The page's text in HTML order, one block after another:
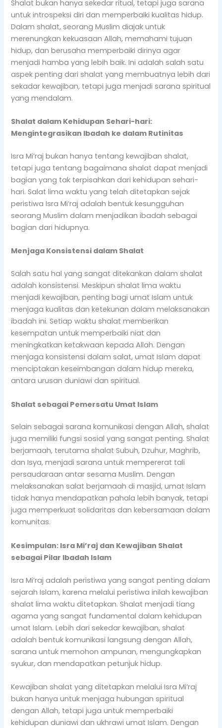
Shalat bukan hanya sekedar ritual, tetapi juga sarana
untuk introspeksi diri dan memperbaiki kualitas hidup.
Dalam shalat, seorang Muslim diajak untuk
merenungkan kekuasaan Allah, memahami tujuan
hidup, dan berusaha memperbaiki dirinya agar
menjadi hamba yang lebih baik. Ini adalah salah satu
aspek penting dari shalat yang membuatnya lebih dari
sekadar kewajiban, tetapi juga menjadi sarana spiritual
yang mendalam.
Shalat dalam Kehidupan Sehari-hari:
Mengintegrasikan Ibadah ke dalam Rutinitas
Isra Mi’raj bukan hanya tentang kewajiban shalat,
tetapi juga tentang bagaimana shalat dapat menjadi
bagian yang tak terpisahkan dari kehidupan sehari-
hari. Salat lima waktu yang telah ditetapkan sejak
peristiwa Isra Mi’raj adalah bentuk kesungguhan
seorang Muslim dalam menjadikan ibadah sebagai
bagian dari hidupnya.
Menjaga Konsistensi dalam Shalat
Salah satu hal yang sangat ditekankan dalam shalat
adalah konsistensi. Meskipun shalat lima waktu
menjadi kewajiban, penting bagi umat Islam untuk
menjaga kualitas dan ketekunan dalam melaksanakan
ibadah ini. Setiap waktu shalat memberikan
kesempatan untuk memperbaiki niat dan
meningkatkan ketakwaan kepada Allah. Dengan
menjaga konsistensi dalam salat, umat Islam dapat
menciptakan keseimbangan dalam hidup mereka,
antara urusan duniawi dan spiritual.
Shalat sebagai Pemersatu Umat Islam
Selain sebagai sarana komunikasi dengan Allah, shalat
juga memiliki fungsi sosial yang sangat penting. Shalat
berjamaah, terutama shalat Subuh, Dzuhur, Maghrib,
dan Isya, menjadi sarana untuk mempererat tali
persaudaraan antar sesama Muslim. Dengan
melaksanakan salat berjamaah di masjid, umat Islam
tidak hanya mendapatkan pahala lebih banyak, tetapi
juga memperkuat solidaritas dan kebersamaan dalam
komunitas.
Kesimpulan: Isra Mi’raj dan Kewajiban Shalat
sebagai Pilar Ibadah Islam
Isra Mi’raj adalah peristiwa yang sangat penting dalam
sejarah Islam, karena melalui peristiwa inilah kewajiban
shalat lima waktu ditetapkan. Shalat menjadi tiang
agama yang sangat fundamental dalam kehidupan
umat Islam. Lebih dari sekedar kewajiban, shalat
adalah bentuk komunikasi langsung dengan Allah,
sarana untuk memohon ampunan, mengungkapkan
syukur, dan mendapatkan petunjuk hidup.
Kewajiban shalat yang ditetapkan melalui Isra Mi’raj
bukan hanya untuk menjaga hubungan spiritual
dengan Allah, tetapi juga untuk memperbaiki
kehidupan duniawi dan ukhrawi umat Islam. Dengan